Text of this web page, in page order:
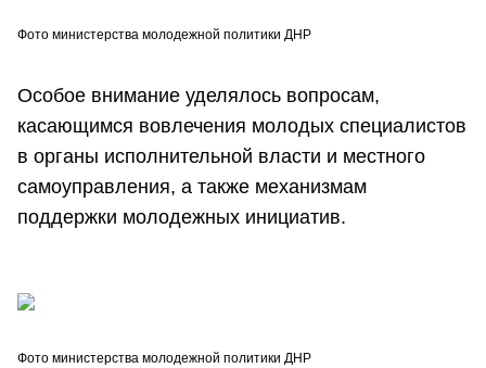
Фото министерства молодежной политики ДНР
Особое внимание уделялось вопросам,
касающимся вовлечения молодых специалистов
в органы исполнительной власти и местного
самоуправления, а также механизмам
поддержки молодежных инициатив.
Фото министерства молодежной политики ДНР